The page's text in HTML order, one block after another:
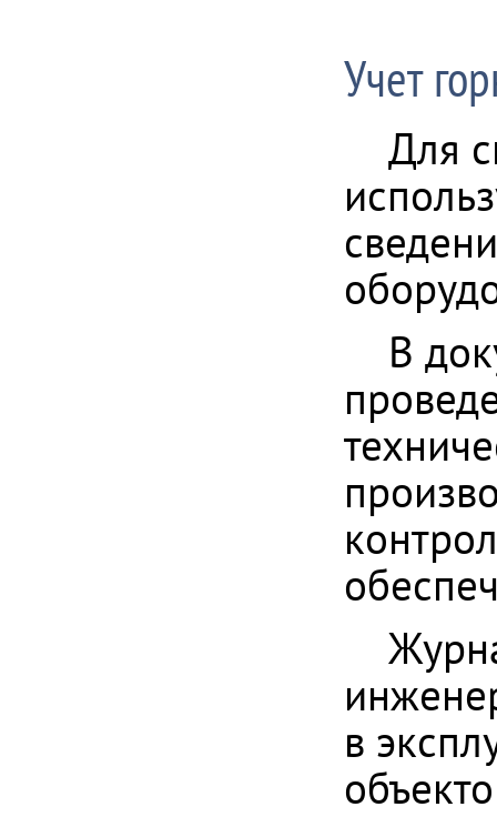
Учет
Для
В
в